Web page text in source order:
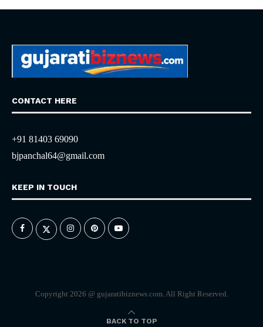
CONTACT HERE
+91 81403 69090
bjpanchal64@gmail.com
KEEP IN TOUCH
Copyright 2026 @ gujaratibiznews.com. All Right Reserved.
BACK TO TOP